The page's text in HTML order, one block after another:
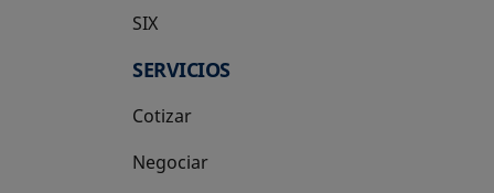
SIX
se abre en una pestaña nueva
SERVICIOS
Cotizar
Negociar